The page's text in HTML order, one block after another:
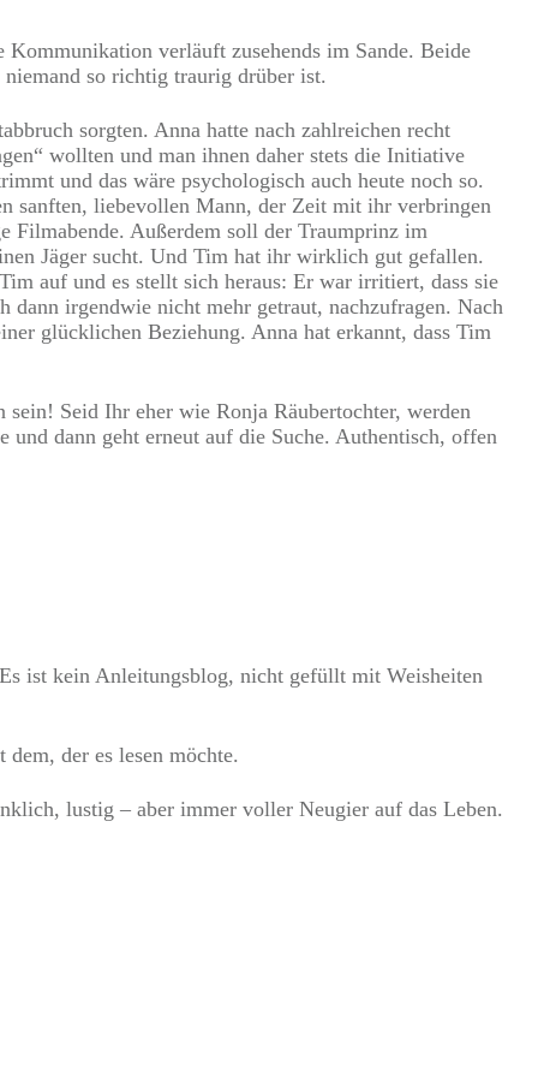
verläuft zusehends im Sande. Beide
so richtig traurig drüber ist.
sorgten. Anna hatte nach zahlreichen recht
wollten und man ihnen daher stets die Initiative
und das wäre psychologisch auch heute noch so.
sanften, liebevollen Mann, der Zeit mit ihr verbringen
Filmabende. Außerdem soll der Traumprinz im
Jäger sucht. Und Tim hat ihr wirklich gut gefallen.
auf und es stellt sich heraus: Er war irritiert, dass sie
dann irgendwie nicht mehr getraut, nachzufragen. Nach
glücklichen Beziehung. Anna hat erkannt, dass Tim
Seid Ihr eher wie Ronja Räubertochter, werden
dann geht erneut auf die Suche. Authentisch, offen
ist kein Anleitungsblog, nicht gefüllt mit Weisheiten
der es lesen möchte.
lustig – aber immer voller Neugier auf das Leben.